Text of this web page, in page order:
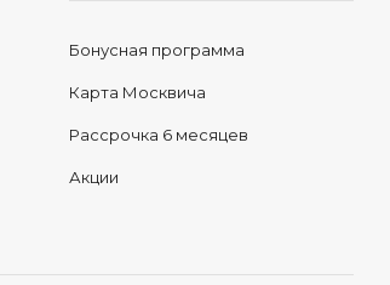
Бонусная программа
Карта Москвича
Рассрочка 6 месяцев
Акции